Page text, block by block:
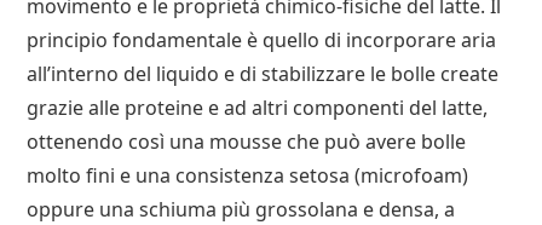
movimento e le proprietà chimico-fisiche del latte. Il
principio fondamentale è quello di incorporare aria
all’interno del liquido e di stabilizzare le bolle create
grazie alle proteine e ad altri componenti del latte,
ottenendo così una mousse che può avere bolle
molto fini e una consistenza setosa (microfoam)
oppure una schiuma più grossolana e densa, a